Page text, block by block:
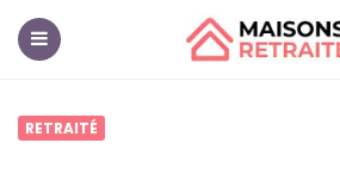
Maisons
RETRAITÉ